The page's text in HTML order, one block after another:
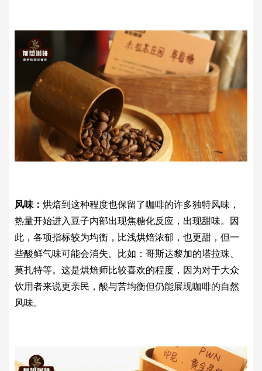
风味： 烘焙到这种程度也保留了咖啡的许多独特风味，
热量开始进入豆子内部出现焦糖化反应，出现甜味。因
此，各项指标较为均衡，比浅烘焙浓郁，也更甜，但一
些酸鲜气味可能会消失。比如：哥斯达黎加的塔拉珠、
莫扎特等。 这是烘焙师比较喜欢的程度，因为对于大众
饮用者来说更亲民，酸与苦均衡但仍能展现咖啡的自然
风味。